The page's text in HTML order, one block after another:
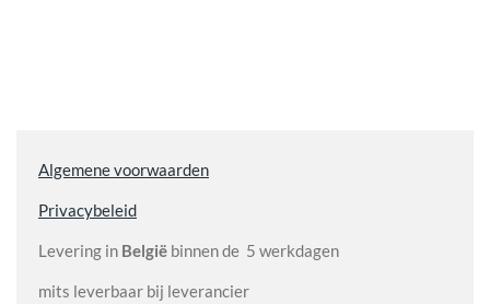
Algemene voorwaarden
Privacybeleid
Levering in België binnen de 5 werkdagen
mits leverbaar bij leverancier